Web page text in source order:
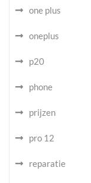
one plus
oneplus
p20
phone
prijzen
pro 12
reparatie